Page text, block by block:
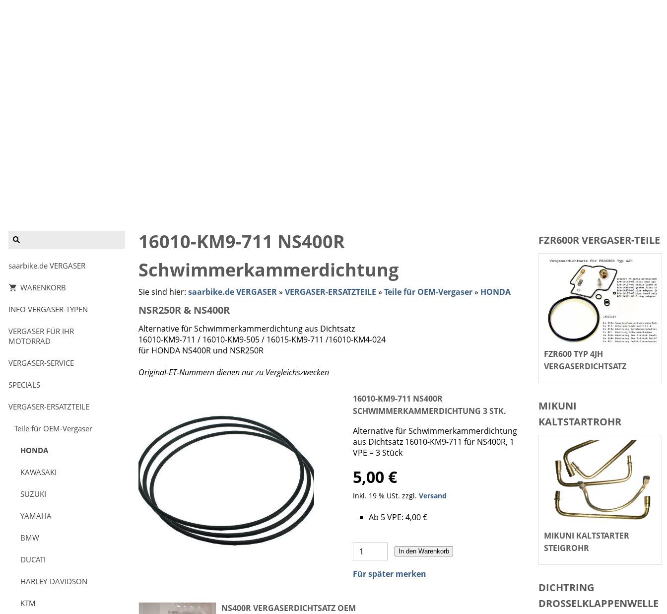
saarbike.de VERGASER
WARENKORB
INFO VERGASER-TYPEN
VERGASER FÜR IHR
MOTORRAD
VERGASER-SERVICE
SPECIALS
VERGASER-ERSATZTEILE
Teile für OEM-Vergaser
HONDA
KAWASAKI
SUZUKI
YAMAHA
BMW
DUCATI
HARLEY-DAVIDSON
KTM
16010-KM9-711 NS400R
Schwimmerkammerdichtung
Sie sind hier: saarbike.de VERGASER» VERGASER-ERSATZTEILE » Teile für OEM-Vergaser» HONDA
NSR250R & NS400R
Alternative für Schwimmerkammerdichtung aus Dichtsatz
16010-KM9-711 / 16010-KM9-505 / 16015-KM9-711 /16010-KM4-024
für HONDA NS400R und NSR250R
Original-ET-Nummern dienen nur zu Vergleichszwecken
16010-KM9-711 NS400R
SCHWIMMERKAMMERDICHTUNG 3 STK.
Alternative für Schwimmerkammerdichtung
aus Dichtsatz 16010-KM9-711 für NS400R, 1
VPE = 3 Stück
5,00 €
Inkl. 19 % USt. zzgl.Versand
Ab 5 VPE: 4,00 €
In den Warenkorb
Für später merken
NS400R VERGASERDICHTSATZ OEM
FZR600R VERGASER-TEILE
FZR600 TYP 4JH
VERGASERDICHTSATZ
MIKUNI
KALTSTARTROHR
MIKUNI KALTSTARTER
STEIGROHR
DICHTRING
DROSSELKLAPPENWELLE